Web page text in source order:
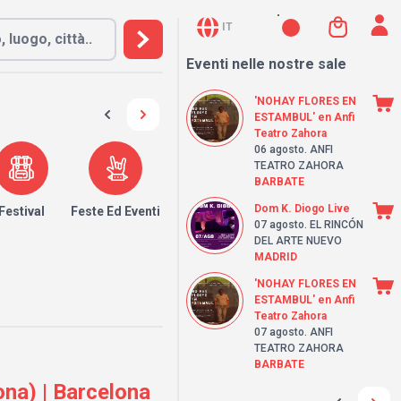
Festival Feste Ed Eventi
| Barcelona
IT
Eventi nelle nostre sale
'NOHAY FLORES EN
ESTAMBUL' en Anfi
Teatro Zahora
06 agosto. ANFI
TEATRO ZAHORA
BARBATE
Dom K. Diogo Live
07 agosto. EL RINCÓN
DEL ARTE NUEVO
MADRID
'NOHAY FLORES EN
ESTAMBUL' en Anfi
Teatro Zahora
07 agosto. ANFI
TEATRO ZAHORA
BARBATE